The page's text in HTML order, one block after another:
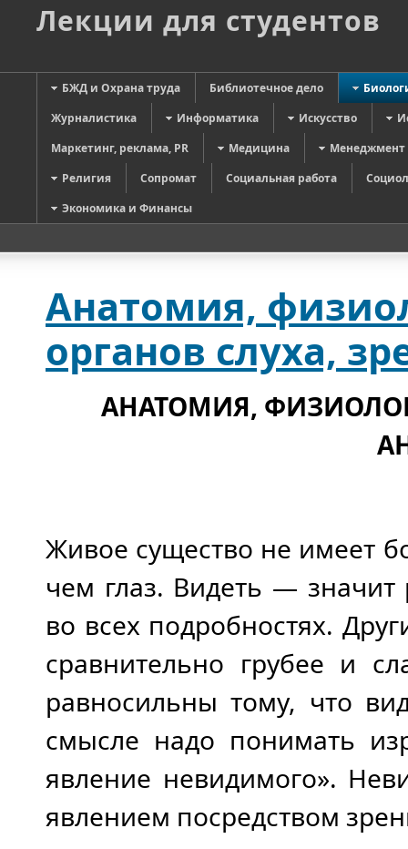
Лекции для студентов
БЖД и Охрана труда Библиотечное дело
Журналистика
Информатика Искусство
Маркетинг, реклама, PR
Медицина
Менеджмент
Религия
Сопромат Социальная работа
Экономика и Финансы
Анатомия,
органов слуха,
АНАТОМИЯ,
Живое существо не имеет
чем глаз. Видеть —
во всех подробностях.
сравнительно грубее и
равносильны тому, что
смысле надо понимать
явление невидимого».
явлением посредством